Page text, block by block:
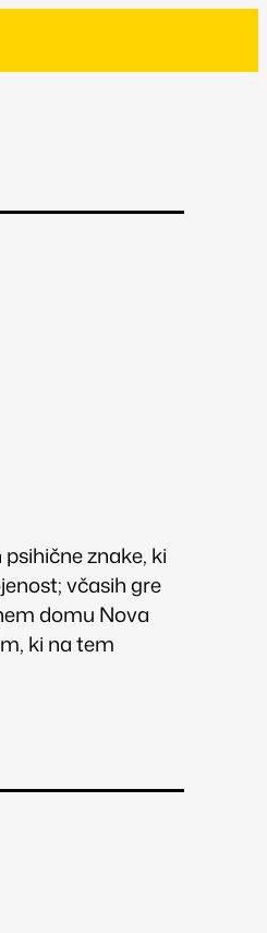
znake, ki
včasih gre
domu Nova
ki na tem